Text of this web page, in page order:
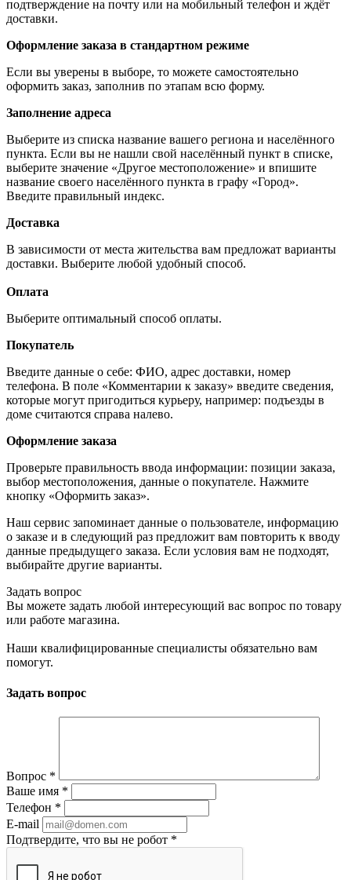
подтверждение на почту или на мобильный телефон и ждёт
доставки.
Оформление заказа в стандартном режиме
Если вы уверены в выборе, то можете самостоятельно
оформить заказ, заполнив по этапам всю форму.
Заполнение адреса
Выберите из списка название вашего региона и населённого
пункта. Если вы не нашли свой населённый пункт в списке,
выберите значение «Другое местоположение» и впишите
название своего населённого пункта в графу «Город».
Введите правильный индекс.
Доставка
В зависимости от места жительства вам предложат варианты
доставки. Выберите любой удобный способ.
Оплата
Выберите оптимальный способ оплаты.
Покупатель
Введите данные о себе: ФИО, адрес доставки, номер
телефона. В поле «Комментарии к заказу» введите сведения,
которые могут пригодиться курьеру, например: подъезды в
доме считаются справа налево.
Оформление заказа
Проверьте правильность ввода информации: позиции заказа,
выбор местоположения, данные о покупателе. Нажмите
кнопку «Оформить заказ».
Наш сервис запоминает данные о пользователе, информацию
о заказе и в следующий раз предложит вам повторить к вводу
данные предыдущего заказа. Если условия вам не подходят,
выбирайте другие варианты.
Задать вопрос
Вы можете задать любой интересующий вас вопрос по товару
или работе магазина.
Наши квалифицированные специалисты обязательно вам
помогут.
Задать вопрос
Вопрос *
Ваше имя *
Телефон *
E-mail
Подтвердите, что вы не робот *